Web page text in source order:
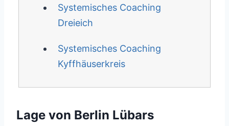
Systemisches Coaching
Dreieich
Systemisches Coaching
Kyffhäuserkreis
Lage von Berlin Lübars